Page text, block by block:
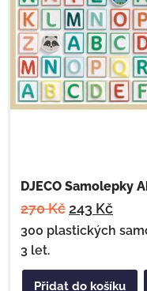
DJECO Samolepky
270Kč 243 Kč
300 plastických
3 let.
Přidat do košíku